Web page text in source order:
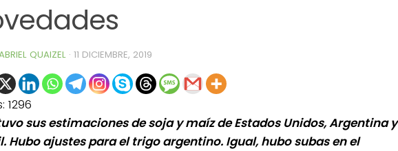
QUAIZEL · 11 DICIEMBRE, 2019
1296
sus estimaciones de soja y maíz de Estados Unidos, Argentina y
Hubo ajustes para el trigo argentino. Igual, hubo subas en el